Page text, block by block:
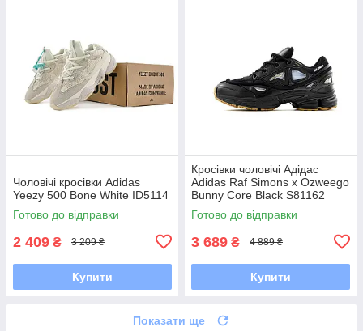
Чоловічі кросівки Adidas
Yeezy 500 Bone White ID5114
Готово до відправки
2 409 ₴ 3 209 ₴
Купити
Кросівки чоловічі Адідас
Adidas Raf Simons x Ozweego
Bunny Core Black S81162
Готово до відправки
3 689 ₴ 4 889 ₴
Купити
Показати ще